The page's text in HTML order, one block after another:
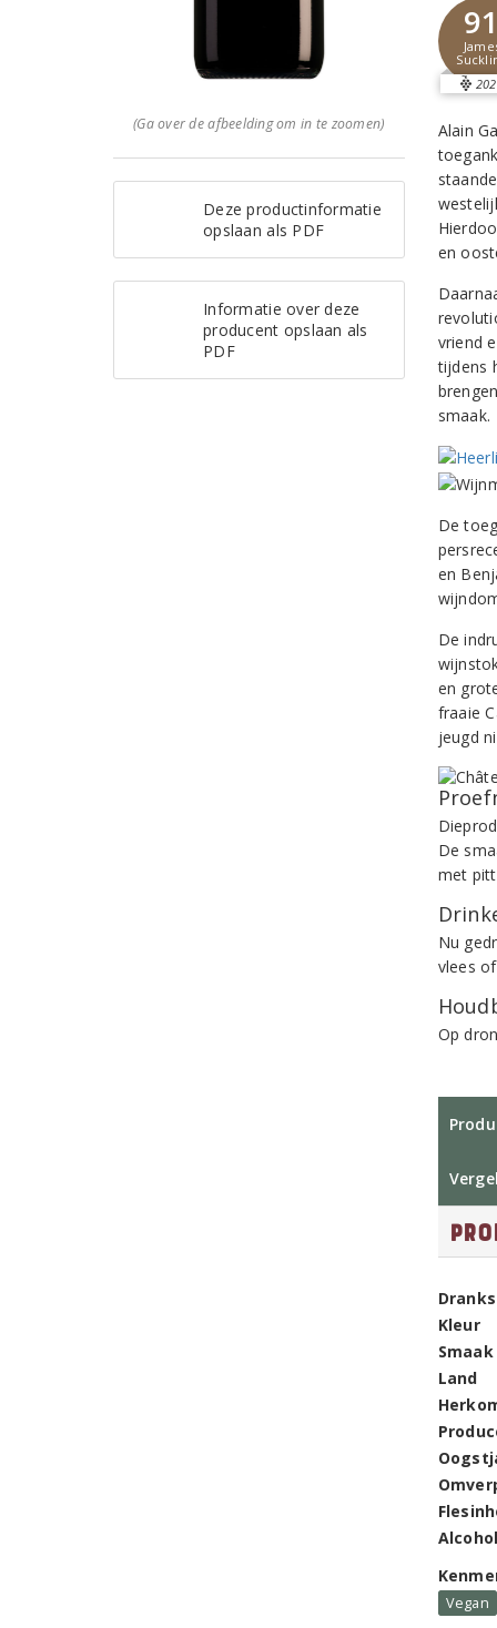
(Ga over de afbeelding om in te zoomen)
Deze productinformatie
opslaan als PDF
Informatie over deze
producent opslaan als
PDF
Alain
en
vriend
tijdens
smaak.
De
en
De
en
fraaie
jeugd
De
met
Nu
vlees
Op
Kleur
Smaak
Land
Vegan